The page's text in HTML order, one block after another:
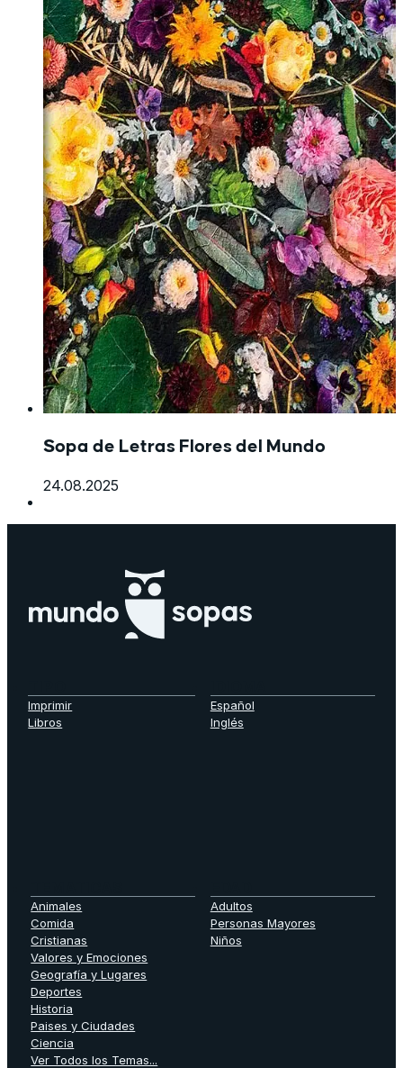
Sopa de Letras Flores del Mundo
24.08.2025
Imprimir
Libros
Español
Inglés
Animales
Comida
Cristianas
Valores y Emociones
Geografía y Lugares
Deportes
Historia
Paises y Ciudades
Ciencia
Ver Todos los Temas...
Adultos
Personas Mayores
Niños